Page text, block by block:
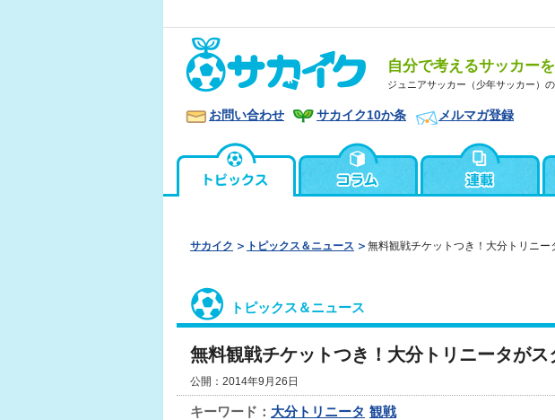
自分で考えるサッカー
ジュニアサッカー（少年サッカー）
お問い合わせ サカイク10か条 メルマガ登録
サカイク トピックス＆ニュース 無料観戦チケットつき！大分トリニー
トピックス＆ニュース
無料観戦チケットつき！大分トリニータがス
公開：2014年9月26日
キーワード： 大分トリニータ 観戦